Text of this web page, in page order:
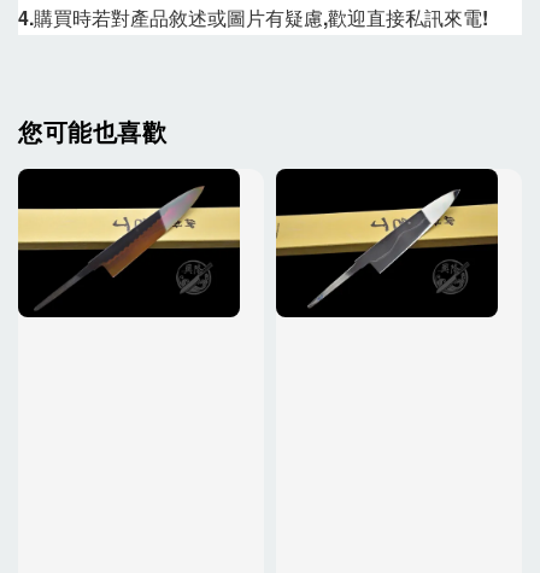
4.購買時若對產品敘述或圖片有疑慮,歡迎直接私訊來電!
您可能也喜歡